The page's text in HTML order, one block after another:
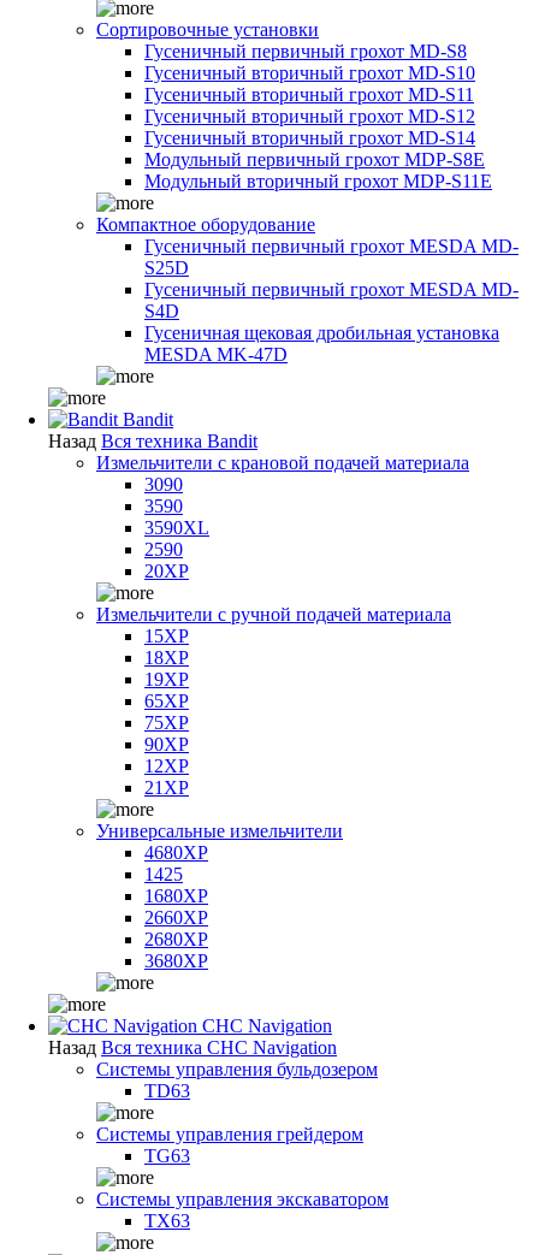
Сортировочные установки
Гусеничный первичный грохот MD-S8
Гусеничный вторичный грохот MD-S10
Гусеничный вторичный грохот MD-S11
Гусеничный вторичный грохот MD-S12
Гусеничный вторичный грохот MD-S14
Модульный первичный грохот MDP-S8E
Модульный вторичный грохот MDP-S11E
Компактное оборудование
Гусеничный первичный грохот MESDA MD-
S25D
Гусеничный первичный грохот MESDA MD-
S4D
Гусеничная щековая дробильная установка
MESDA MK-47D
Bandit
Назад Вся техника Bandit
Измельчители с крановой подачей материала
3090
3590
3590XL
2590
20XP
Измельчители с ручной подачей материала
15XP
18XP
19XP
65XP
75XP
90XP
12XP
21XP
Универсальные измельчители
4680XP
1425
1680XP
2660XP
2680XP
3680XP
CHC Navigation
Назад Вся техника CHC Navigation
Системы управления бульдозером
TD63
Системы управления грейдером
TG63
Системы управления экскаватором
TX63